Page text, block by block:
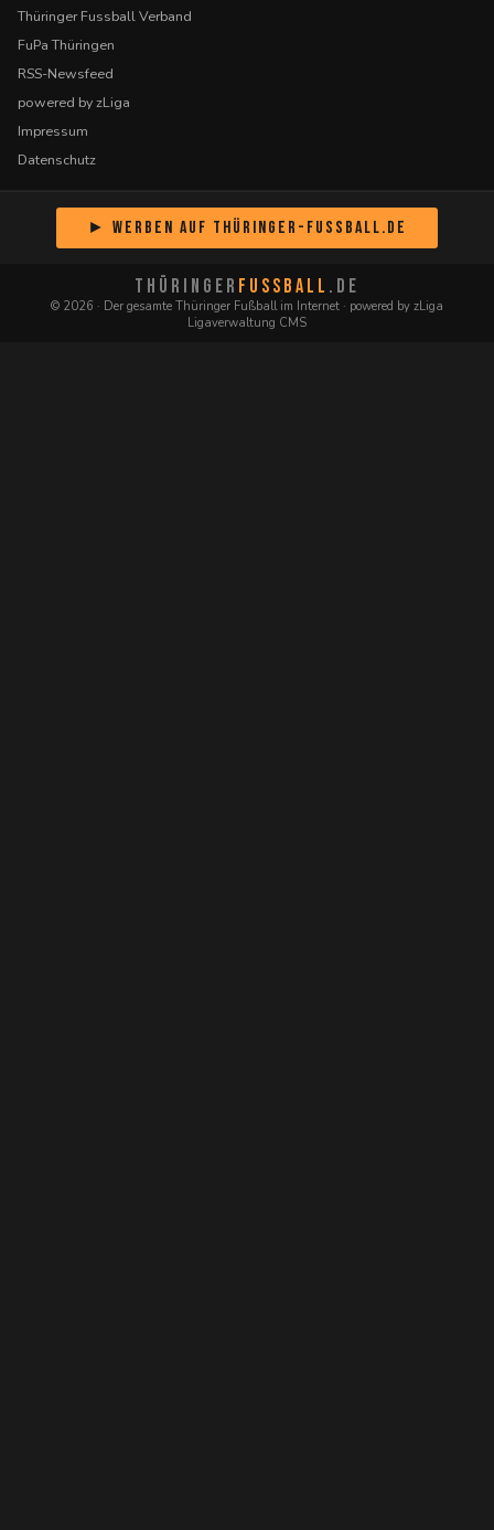
Thüringer Fussball Verband
FuPa Thüringen
RSS-Newsfeed
powered by zLiga
Impressum
Datenschutz
► Werben auf Thüringer-Fussball.de
THÜRINGER FUSSBALL .DE
© 2026 · Der gesamte Thüringer Fußball im Internet · powered by zLiga
Ligaverwaltung CMS